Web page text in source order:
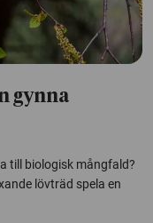
gynna
till biologisk mångfald?
lövträd spela en